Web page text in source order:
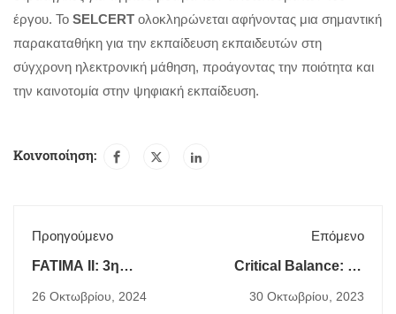
έργου. Το SELCERT ολοκληρώνεται αφήνοντας μια σημαντική
παρακαταθήκη για την εκπαίδευση εκπαιδευτών στη
σύγχρονη ηλεκτρονική μάθηση, προάγοντας την ποιότητα και
την καινοτομία στην ψηφιακή εκπαίδευση.
Κοινοποίηση:
Προηγούμενο
FATIMA II: 3η
συνάντηση στο
26 Οκτωβρίου, 2024
Επόμενο
Critical Balance: 2ο
30 Οκτωβρίου, 2023